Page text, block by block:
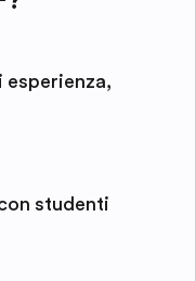
esperienza,
studenti